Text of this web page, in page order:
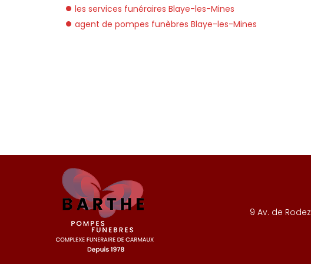
les services funéraires Blaye-les-Mines
agent de pompes funèbres Blaye-les-Mines
9 Av. de Rodez